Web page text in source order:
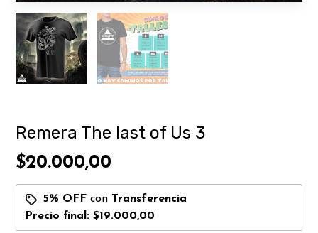
Remera The last of Us 3
$20.000,00
5% OFF con Transferencia
Precio final:$19.000,00